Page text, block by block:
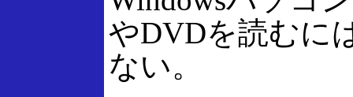
やDVDを読むに
ない。